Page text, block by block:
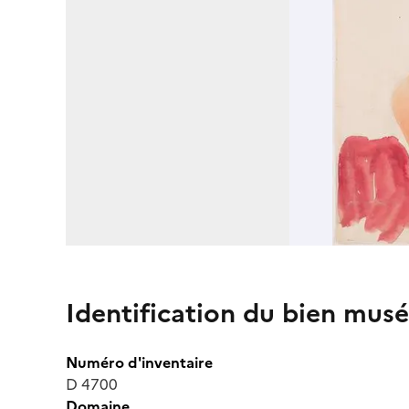
Identification du bien
Numéro d'inventaire
D 4700